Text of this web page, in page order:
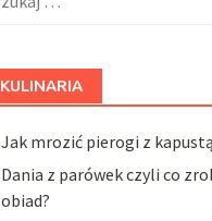
KULINARIA
Jak mrozić pierogi z
Dania z parówek czyli co
obiad?